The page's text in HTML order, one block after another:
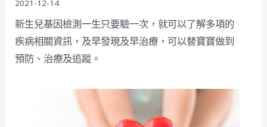
2021-12-14
新生兒基因檢測一生只要驗一次，就可以了解多項的
疾病相關資訊，及早發現及早治療，可以替寶寶做到
預防、治療及追蹤。